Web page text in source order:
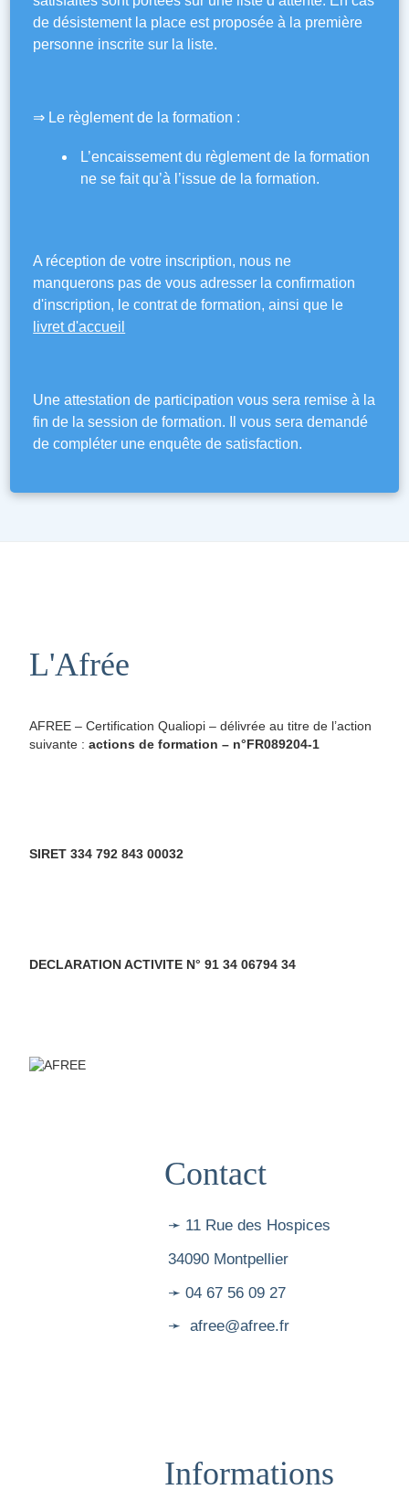
de désistement la place est proposée à la première
personne inscrite sur la liste.
⇒ Le règlement de la formation :
L’encaissement du règlement de la formation
ne se fait qu’à l’issue de la formation.
A réception de votre inscription, nous ne
manquerons pas de vous adresser la confirmation
d'inscription, le contrat de formation, ainsi que le
livret d'accueil
Une attestation de participation vous sera remise à la
fin de la session de formation. Il vous sera demandé
de compléter une enquête de satisfaction.
L'Afrée
AFREE – Certification Qualiopi – délivrée au titre de l’action
suivante : actions de formation – n°FR089204-1
SIRET 334 792 843 00032
DECLARATION ACTIVITE N° 91 34 06794 34
Contact
➛ 11 Rue des Hospices
34090 Montpellier
➛ 04 67 56 09 27
➛ afree@afree.fr
Informations